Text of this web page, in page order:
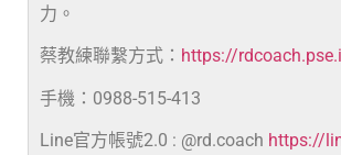
力。
蔡教練聯繫方式： https://
手機：0988-515-413
Line官方帳號2.0 : @rd.coach https://